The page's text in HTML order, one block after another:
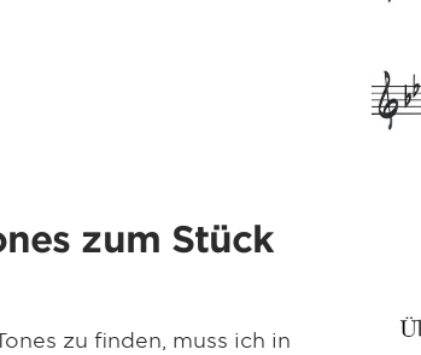
zum Stück
zu finden, muss ich in